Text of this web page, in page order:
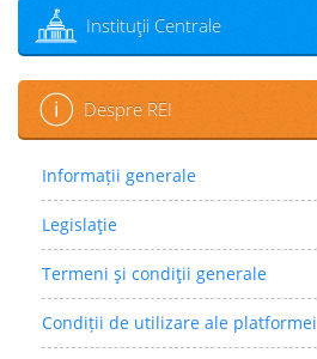
Instituţii Centrale
Despre REI
Informații generale
Legislaţie
Termeni şi condiţii generale
Condiții de utilizare ale platformei